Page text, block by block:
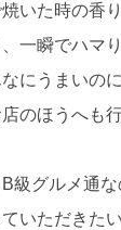
いた時の香
一瞬でハマ
にうまいの
のほうへも
級グルメ通
いただきたい